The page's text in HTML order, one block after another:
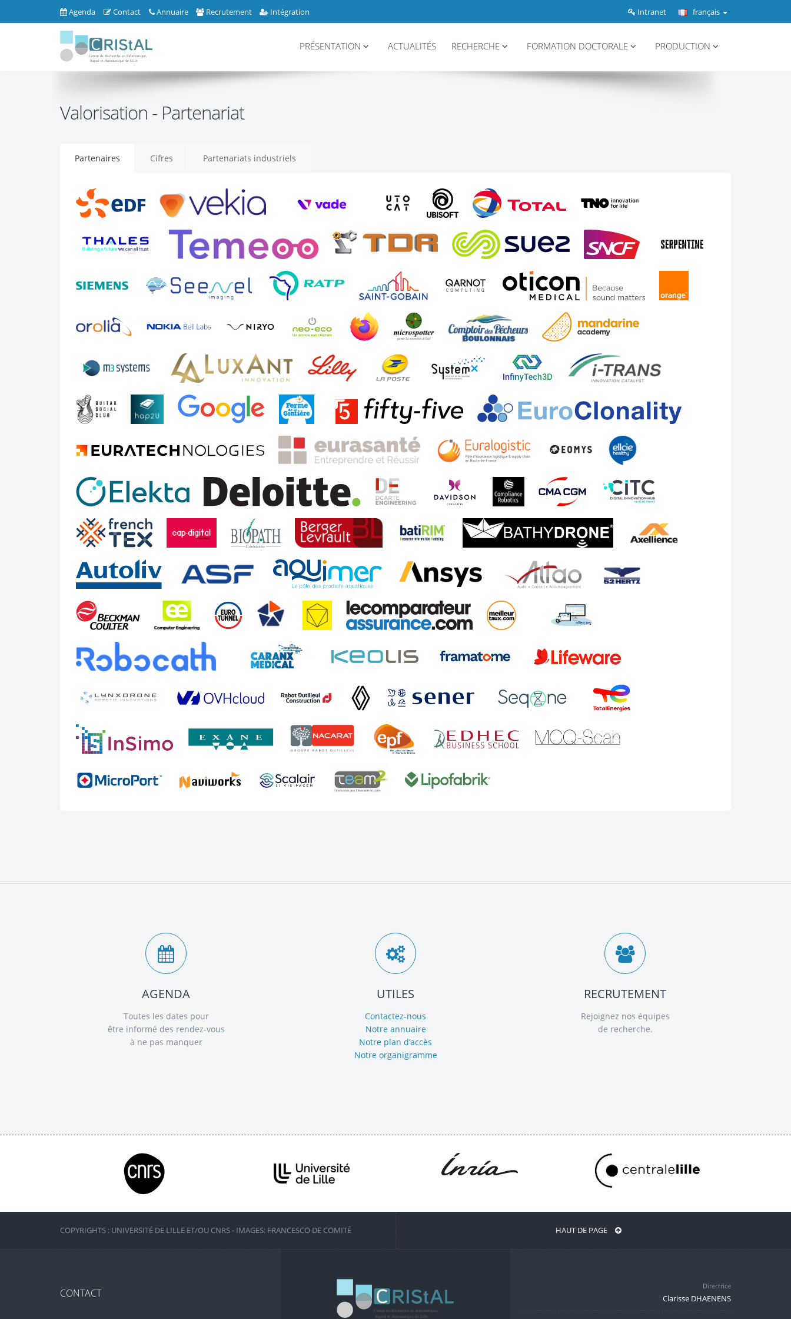
français
Intranet
Agenda Contact Annuaire Recrutement Intégration
PRÉSENTATION ACTUALITÉS RECHERCHE FORMATION DOCTORALE PRODUCTION
Valorisation - Partenariat
Partenaires Cifres Partenariats industriels
AGENDA
Toutes les dates pour
être informé des rendez-vous
à ne pas manquer
UTILES
Contactez-nous
Notre annuaire
Notre plan d’accès
Notre organigramme
RECRUTEMENT
Rejoignez nos équipes
de recherche.
COPYRIGHTS : UNIVERSITÉ DE LILLE ET/OU CNRS - IMAGES: FRANCESCO DE COMITÉ HAUT DE PAGE
CONTACT
Directrice
Clarisse DHAENENS